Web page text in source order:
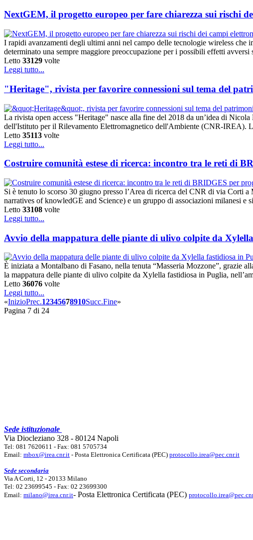
NextGEM, il progetto europeo per fare chiarezza sui rischi
I rapidi avanzamenti degli ultimi anni nel campo delle tecnologie wireless
determinato una sempre maggiore preoccupazione per i possibili effetti
Letto 33129 volte
Leggi tutto...
"Heritage", rivista per favorire connessioni sul tema del
La rivista open access "Heritage" nasce alla fine del 2018 da un’idea di
dell'Istituto per il Rilevamento Elettromagnetico dell'Ambiente (CNR-IREA).
Letto 35113 volte
Leggi tutto...
Costruire comunità estese di ricerca: incontro tra le reti di
Si è tenuto lo scorso 30 giugno presso l’Area di ricerca del CNR di via
narratives of knowledGE and Science) e un gruppo di associazioni milanesi
Letto 33108 volte
Leggi tutto...
Avvio della mappatura delle piante di ulivo colpite da
È iniziata a Montalbano di Fasano, nella tenuta “Masseria Mozzone”, grazie
la mappatura delle piante di ulivo colpite da Xylella fastidiosa in Puglia,
Letto 36076 volte
Leggi tutto...
«InizioPrec.12345678910Succ.Fine»
Pagina 7 di 24
Sede istituzionale
Via Diocleziano 328 - 80124 Napoli
Tel: 081 7620611 - Fax: 081 5705734
Email: mbox@irea.cnr.it - Posta Elettronica Certificata (PEC) protocollo.irea@pec.cnr.it
Sede secondaria
Via A Corti, 12 - 20133 Milano
Tel: 02 23699545 - Fax: 02 23699300
Email: milano@irea.cnr.it- Posta Elettronica Certificata (PEC)